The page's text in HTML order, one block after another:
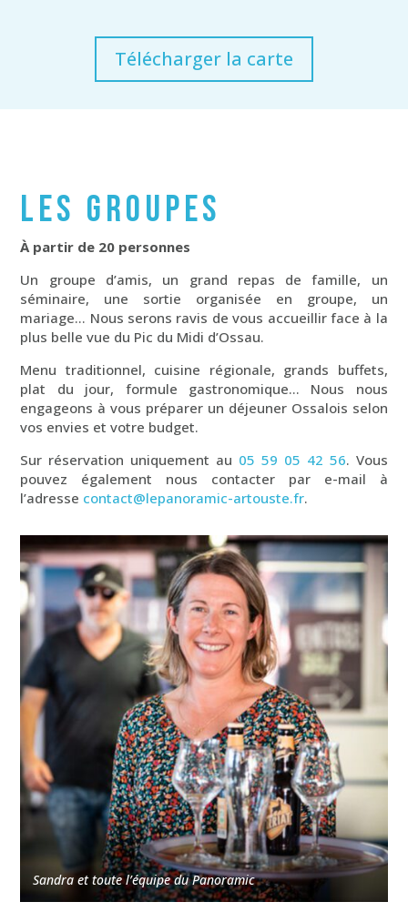
Télécharger la carte
LES GROUPES
À partir de 20 personnes
Un groupe d’amis, un grand repas de famille, un
séminaire, une sortie organisée en groupe, un
mariage… Nous serons ravis de vous accueillir face à la
plus belle vue du Pic du Midi d’Ossau.
Menu traditionnel, cuisine régionale, grands buffets,
plat du jour, formule gastronomique… Nous nous
engageons à vous préparer un déjeuner Ossalois selon
vos envies et votre budget.
Sur réservation uniquement au 05 59 05 42 56. Vous
pouvez également nous contacter par e-mail à
l’adresse contact@lepanoramic-artouste.fr.
Sandra et toute l’équipe du Panoramic